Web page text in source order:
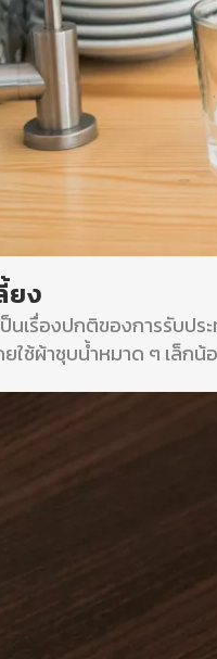
ยง
นเรื่องปกติของการรับ
ใช้ผ้าชุบน้ำหมาด ๆ เล็ก